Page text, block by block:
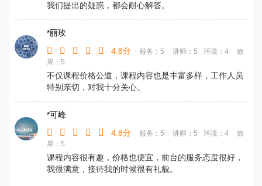
我们提出的疑惑，都会耐心解答。
*丽玫
4.8分
服务：5 讲师：5 环境：4
效
果：5
不仅课程价格公道，课程内容也是丰富多样，工作人员
特别亲切，对我十分关心。
*可峰
4.8分
服务：5 讲师：5 环境：4
效
果：5
课程内容很有趣，价格也便宜，前台的服务态度很好，
我很满意，接待我的时候很有礼貌。